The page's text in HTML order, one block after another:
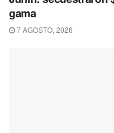
gama
7 AGOSTO, 2026